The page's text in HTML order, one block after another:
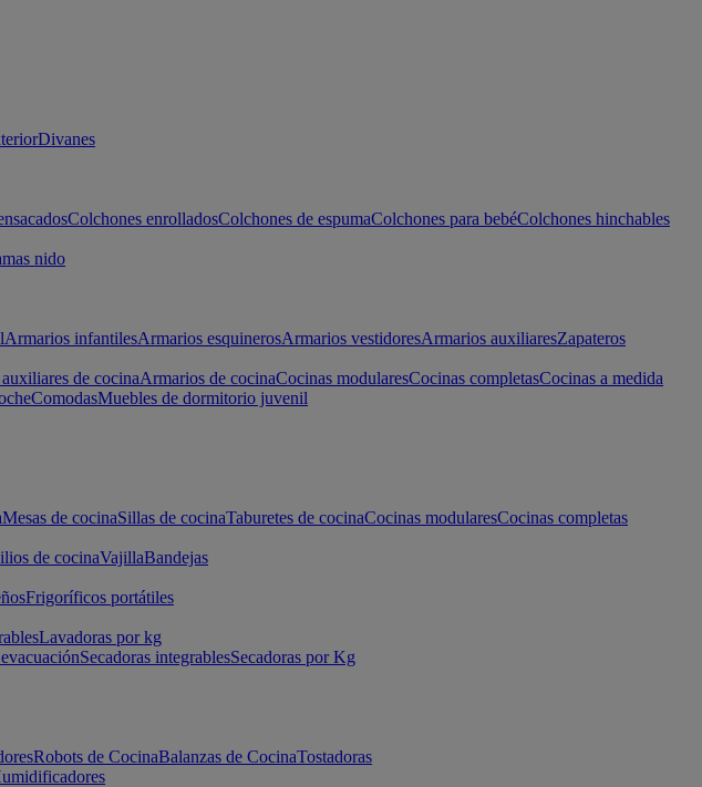
Divanes
Colchones enrolladosColchones de espumaColchones para bebéColchones hinchables
nido
Armarios infantilesArmarios esquinerosArmarios vestidoresArmarios auxiliaresZapateros
de cocinaArmarios de cocinaCocinas modularesCocinas completasCocinas a medida
ComodasMuebles de dormitorio juvenil
Mesas de cocinaSillas de cocinaTaburetes de cocinaCocinas modularesCocinas completas
de cocinaVajillaBandejas
Frigoríficos portátiles
Lavadoras por kg
Secadoras integrablesSecadoras por Kg
Robots de CocinaBalanzas de CocinaTostadoras